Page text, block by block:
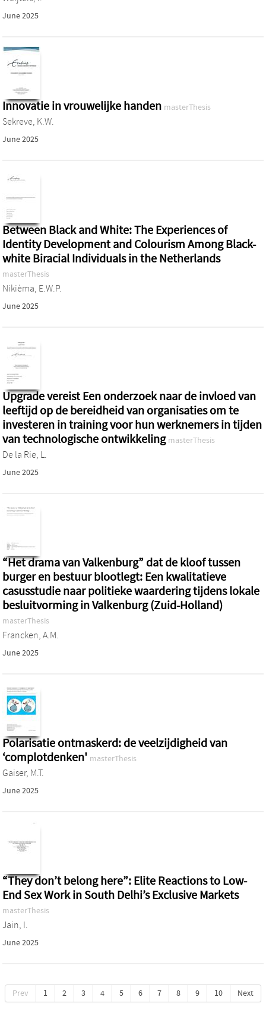
June 2025
Innovatie in vrouwelijke handen masterThesis
Sekreve, K.W.
June 2025
Between Black and White: The Experiences of
Identity Development and Colourism Among Black-
white Biracial Individuals in the Netherlands
masterThesis
Nikièma, E.W.P.
June 2025
Upgrade vereist Een onderzoek naar de invloed van
leeftijd op de bereidheid van organisaties om te
investeren in training voor hun werknemers in tijden
van technologische ontwikkeling masterThesis
De la Rie, L.
June 2025
“Het drama van Valkenburg” dat de kloof tussen
burger en bestuur blootlegt: Een kwalitatieve
casusstudie naar politieke waardering tijdens lokale
besluitvorming in Valkenburg (Zuid-Holland)
masterThesis
Francken, A.M.
June 2025
Polarisatie ontmaskerd: de veelzijdigheid van
‘complotdenken' masterThesis
Gaiser, M.T.
June 2025
“They don’t belong here”: Elite Reactions to Low-
End Sex Work in South Delhi’s Exclusive Markets
masterThesis
Jain, I.
June 2025
Prev 1 2 3 4 5 6 7 8 9 10 Next